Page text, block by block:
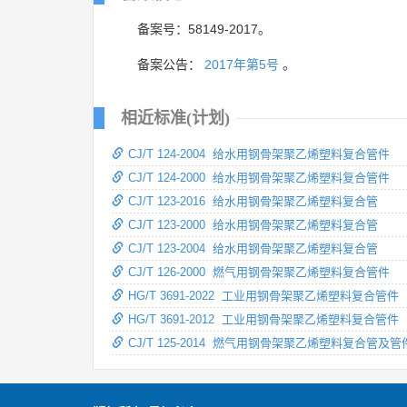
备案号：58149-2017。
备案公告： 2017年第5号 。
相近标准(计划)
CJ/T 124-2004 给水用钢骨架聚乙烯塑料复合管件
CJ/T 124-2000 给水用钢骨架聚乙烯塑料复合管件
CJ/T 123-2016 给水用钢骨架聚乙烯塑料复合管
CJ/T 123-2000 给水用钢骨架聚乙烯塑料复合管
CJ/T 123-2004 给水用钢骨架聚乙烯塑料复合管
CJ/T 126-2000 燃气用钢骨架聚乙烯塑料复合管件
HG/T 3691-2022 工业用钢骨架聚乙烯塑料复合管件
HG/T 3691-2012 工业用钢骨架聚乙烯塑料复合管件
CJ/T 125-2014 燃气用钢骨架聚乙烯塑料复合管及管